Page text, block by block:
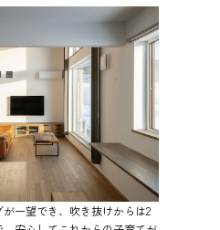
一望でき、吹き抜けからは2